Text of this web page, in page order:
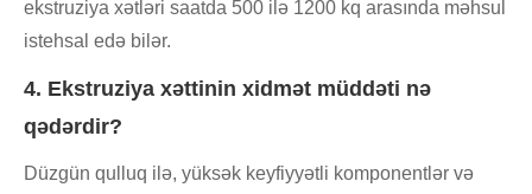
ekstruziya xətləri saatda 500 ilə 1200 kq arasında məhsul
istehsal edə bilər.
4. Ekstruziya xəttinin xidmət müddəti nə
qədərdir?
Düzgün qulluq ilə, yüksək keyfiyyətli komponentlər və